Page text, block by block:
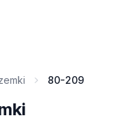
80-209